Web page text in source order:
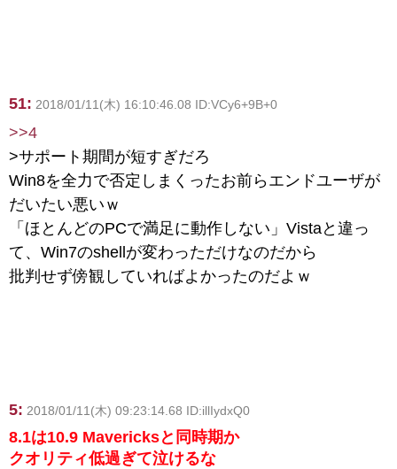
51: 2018/01/11(木) 16:10:46.08 ID:VCy6+9B+0
>>4
>サポート期間が短すぎだろ
Win8を全力で否定しまくったお前らエンドユーザが
だいたい悪いｗ
「ほとんどのPCで満足に動作しない」Vistaと違っ
て、Win7のshellが変わっただけなのだから
批判せず傍観していればよかったのだよｗ
5: 2018/01/11(木) 09:23:14.68 ID:illIydxQ0
8.1は10.9 Mavericksと同時期か
クオリティ低過ぎて泣けるな